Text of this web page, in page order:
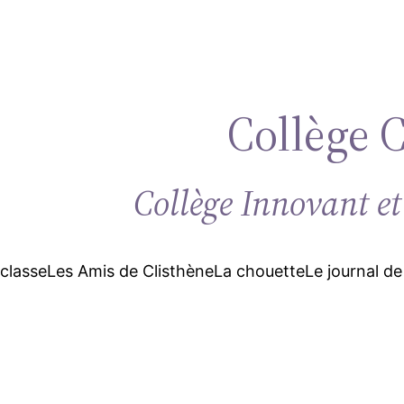
Collège
Collège Innovant
Les Amis de ClisthèneLa chouetteLe journal